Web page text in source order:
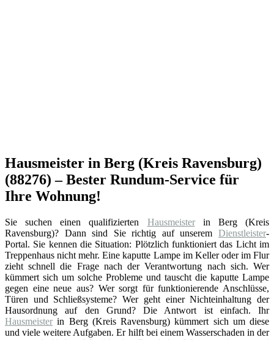
Hausmeister in Berg (Kreis Ravensburg)
(88276) – Bester Rundum-Service für
Ihre Wohnung!
Sie suchen einen qualifizierten Hausmeisterin Berg (Kreis
Ravensburg)? Dann sind Sie richtig auf unserem Dienstleister-
Portal. Sie kennen die Situation: Plötzlich funktioniert das Licht im
Treppenhaus nicht mehr. Eine kaputte Lampe im Keller oder im Flur
zieht schnell die Frage nach der Verantwortung nach sich. Wer
kümmert sich um solche Probleme und tauscht die kaputte Lampe
gegen eine neue aus? Wer sorgt für funktionierende Anschlüsse,
Türen und Schließsysteme? Wer geht einer Nichteinhaltung der
Hausordnung auf den Grund? Die Antwort ist einfach. Ihr
Hausmeister in Berg (Kreis Ravensburg) kümmert sich um diese
und viele weitere Aufgaben. Er hilft bei einem Wasserschaden in der